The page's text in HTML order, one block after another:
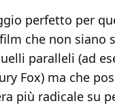
perfetto per
che non siano
paralleli (ad
Fox) ma che
più radicale su